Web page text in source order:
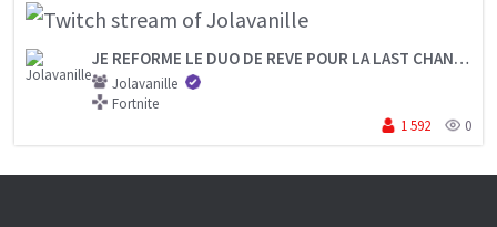
JE REFORME LE DUO DE REVE POUR LA LAST CHANCE FNCS
Jolavanille
Fortnite
1 592
0